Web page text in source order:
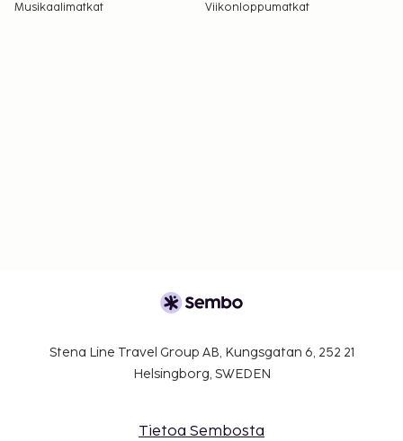
Musikaalimatkat
Viikonloppumatkat
Stena Line Travel Group AB, Kungsgatan 6, 252 21
Helsingborg, SWEDEN
Tietoa Sembosta